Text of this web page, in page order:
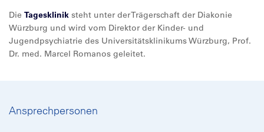
Die Tagesklinik steht unter der Trägerschaft der Diakonie
Würzburg und wird vom Direktor der Kinder- und
Jugendpsychiatrie des Universitätsklinikums Würzburg, Prof.
Dr. med. Marcel Romanos geleitet.
Ansprechpersonen